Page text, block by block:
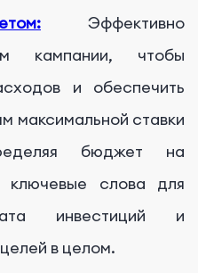
Эффективно
кампании, чтобы
и обеспечить
максимальной ставки
бюджет на
слова для
инвестиций и
в целом.